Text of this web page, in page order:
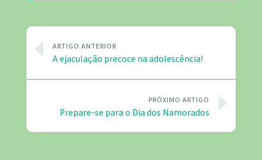
ARTIGO ANTERIOR
A ejaculação precoce na adolescência!
PRÓXIMO ARTIGO
Prepare-se para o Dia dos Namorados